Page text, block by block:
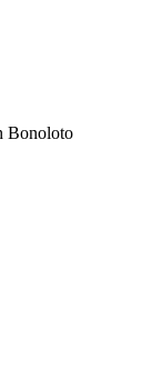
Bonoloto